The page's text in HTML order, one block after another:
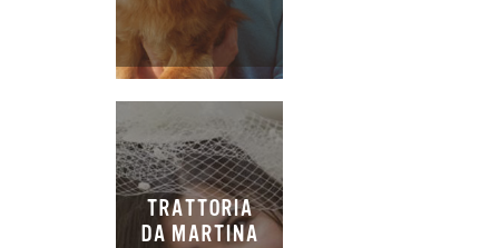
TRATTORIA
DA MARTINA